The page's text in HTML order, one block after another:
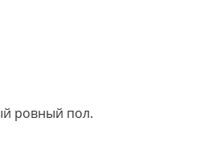
ровный пол.